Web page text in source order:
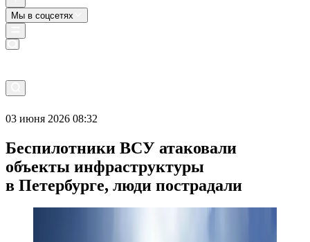
Мы в соцсетях
03 июня 2026 08:32
Беспилотники ВСУ атаковали
объекты инфраструктуры
в Петербурге, люди пострадали